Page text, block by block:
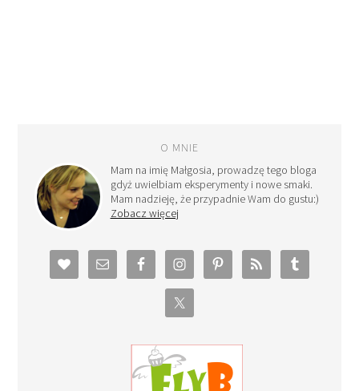
O MNIE
Mam na imię Małgosia, prowadzę tego bloga
gdyż uwielbiam eksperymenty i nowe smaki.
Mam nadzieję, że przypadnie Wam do gustu:)
Zobacz więcej